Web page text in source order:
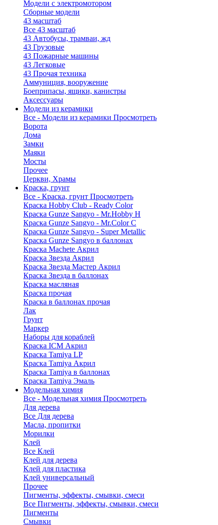
Модели с электромотором
Сборные модели
43 масштаб
Все 43 масштаб
43 Автобусы, трамваи, жд
43 Грузовые
43 Пожарные машины
43 Легковые
43 Прочая техника
Аммуниция, вооружение
Боеприпасы, ящики, канистры
Аксессуары
Модели из керамики
Все - Модели из керамики Просмотреть
Ворота
Дома
Замки
Маяки
Мосты
Прочее
Церкви, Храмы
Краска, грунт
Все - Краска, грунт Просмотреть
Краска Hobby Club - Ready Color
Краска Gunze Sangyo - Mr.Hobby H
Краска Gunze Sangyo - Mr.Color C
Краска Gunze Sangyo - Super Metallic
Краска Gunze Sangyo в баллонах
Краска Machete Акрил
Краска Звезда Акрил
Краска Звезда Мастер Акрил
Краска Звезда в баллонах
Краска масляная
Краска прочая
Краска в баллонах прочая
Лак
Грунт
Маркер
Наборы для кораблей
Краска ICM Акрил
Краска Tamiya LP
Краска Tamiya Акрил
Краска Tamiya в баллонах
Краска Tamiya Эмаль
Модельная химия
Все - Модельная химия Просмотреть
Для дерева
Все Для дерева
Масла, пропитки
Морилки
Клей
Все Клей
Клей для дерева
Клей для пластика
Клей универсальный
Прочее
Пигменты, эффекты, смывки, смеси
Все Пигменты, эффекты, смывки, смеси
Пигменты
Смывки